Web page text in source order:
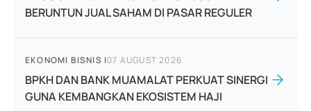
BERUNTUN JUAL SAHAM DI PASAR REGULER
EKONOMI BISNIS |07 AUGUST 2026
BPKH DAN BANK MUAMALAT PERKUAT SINERGI
GUNA KEMBANGKAN EKOSISTEM HAJI